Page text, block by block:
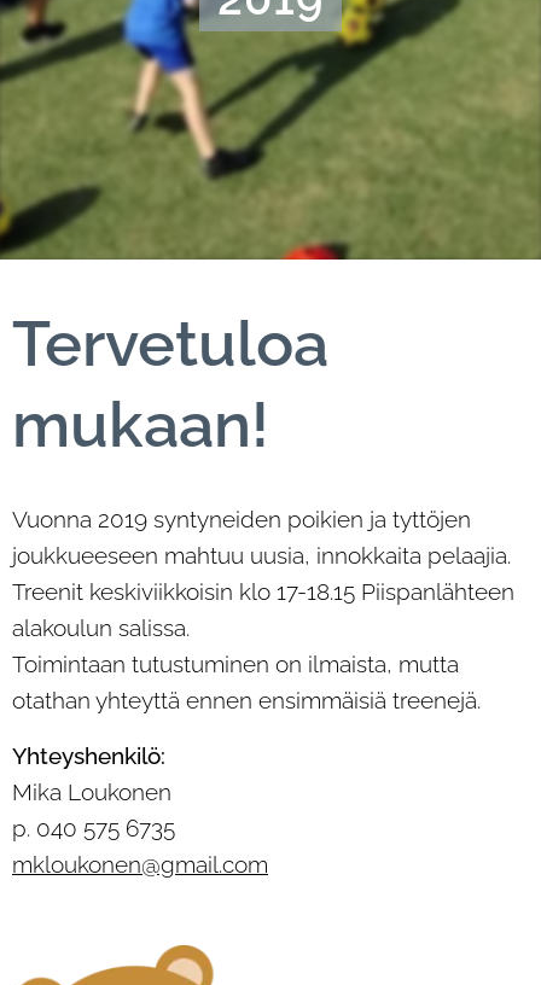
Tervetuloa
mukaan!
Vuonna 2019 syntyneiden poikien ja tyttöjen
joukkueeseen mahtuu uusia, innokkaita pelaajia.
Treenit keskiviikkoisin klo 17-18.15 Piispanlähteen
alakoulun salissa.
Toimintaan tutustuminen on ilmaista, mutta
otathan yhteyttä ennen ensimmäisiä treenejä.
Yhteyshenkilö:
Mika Loukonen
p. 040 575 6735
mkloukonen@gmail.com